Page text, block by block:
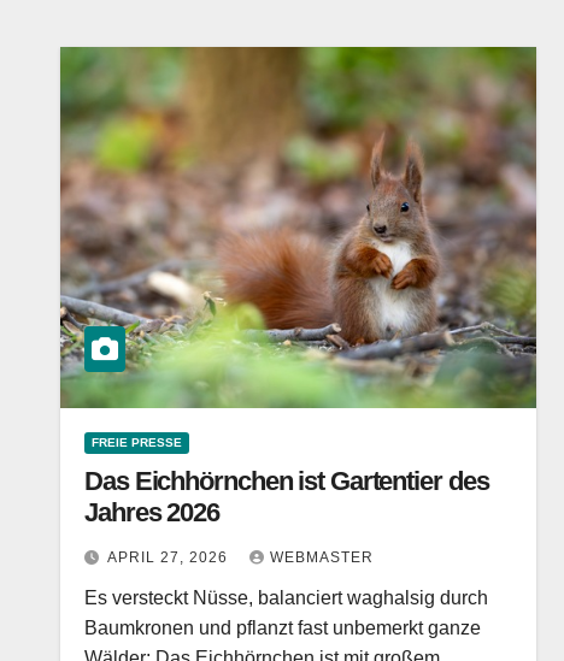
FREIE PRESSE
Das Eichhörnchen ist Gartentier des
Jahres 2026
APRIL 27, 2026 WEBMASTER
Es versteckt Nüsse, balanciert waghalsig durch
Baumkronen und pflanzt fast unbemerkt ganze